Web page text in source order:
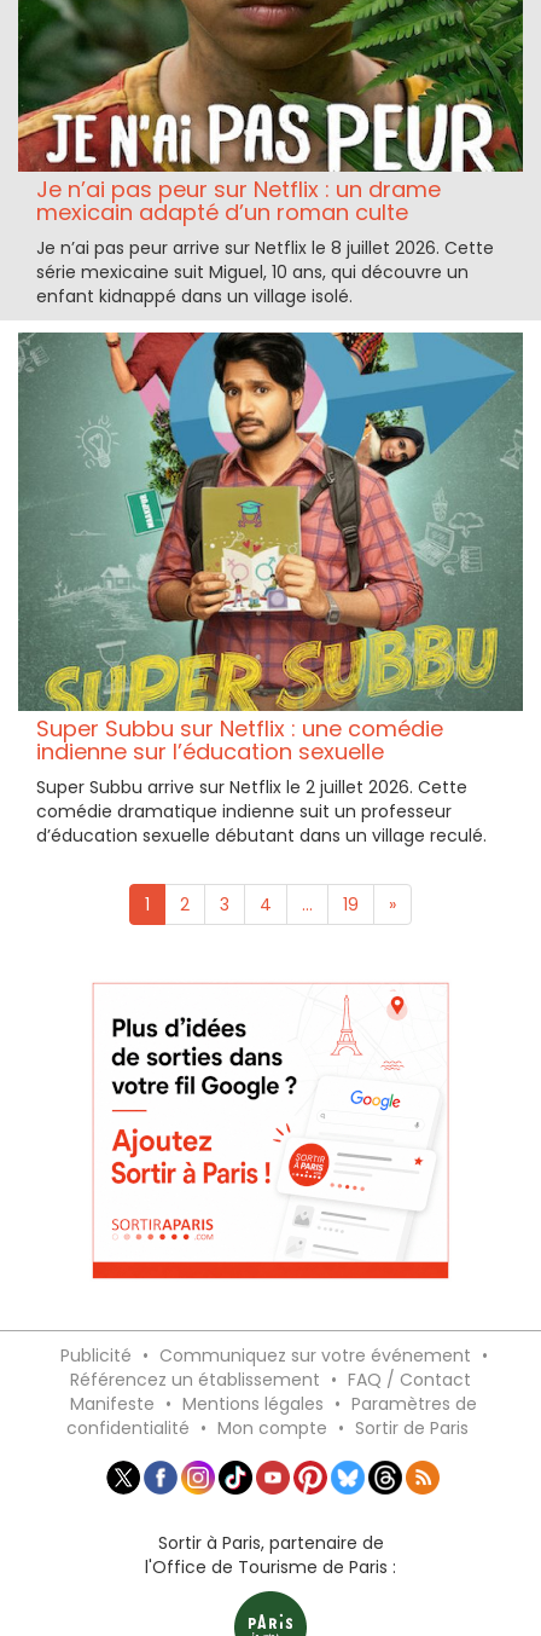
Je n’ai pas peur sur Netflix : un drame
mexicain adapté d’un roman culte
Je n’ai pas peur arrive sur Netflix le 8 juillet 2026. Cette
série mexicaine suit Miguel, 10 ans, qui découvre un
enfant kidnappé dans un village isolé.
Super Subbu sur Netflix : une comédie
indienne sur l’éducation sexuelle
Super Subbu arrive sur Netflix le 2 juillet 2026. Cette
comédie dramatique indienne suit un professeur
d’éducation sexuelle débutant dans un village reculé.
1 2 3 4 ... 19 »
Publicité • Communiquez sur votre événement •
Référencez un établissement • FAQ / Contact
Manifeste • Mentions légales • Paramètres de
confidentialité • Mon compte • Sortir de Paris
Sortir à Paris, partenaire de
l'Office de Tourisme de Paris :